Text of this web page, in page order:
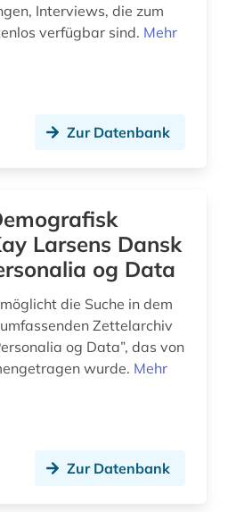
ausstellungskatalog (1)
(1)
außenhandel mit industriegütern (3)
Interviews, die zum
verfügbar sind. Mehr
Zur Datenbank
Larsens Dansk
og Data
die Suche in dem
Zettelarchiv
og Data”, das von
wurde. Mehr
Zur Datenbank